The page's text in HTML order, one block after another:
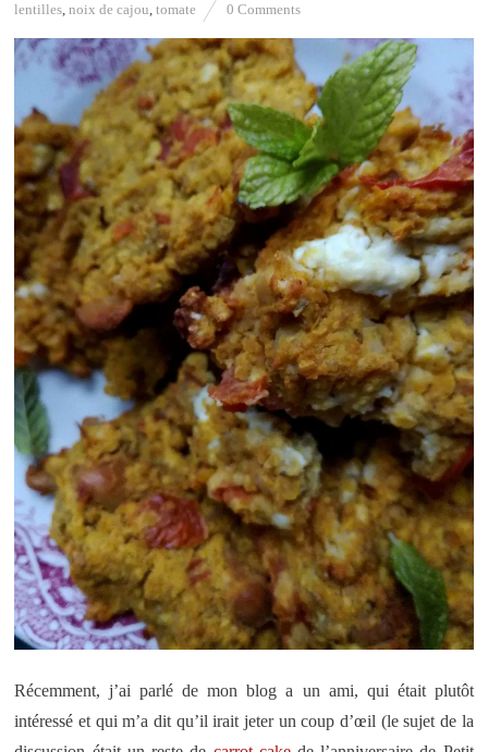
lentilles,noix de cajou,tomate 0 Comments
Récemment, j’ai parlé de mon blog a un ami, qui était plutôt
intéressé et qui m’a dit qu’il irait jeter un coup d’œil (le sujet de la